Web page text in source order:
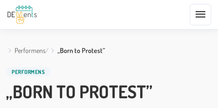
menu
Performens „Born to Protest”
PERFORMENS
„BORN TO PROTEST”